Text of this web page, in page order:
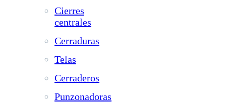
Cierres
centrales
Cerraduras
Telas
Cerraderos
Punzonadoras